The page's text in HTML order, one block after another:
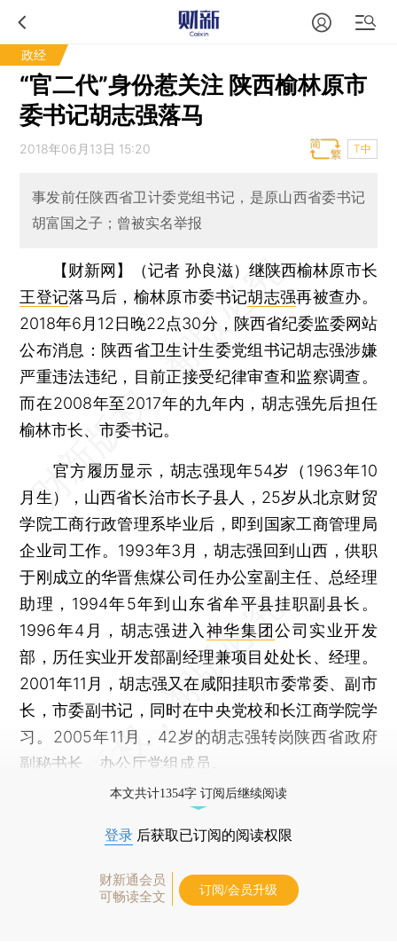
政经
“官二代”身份惹关注 陕西榆林原市
委书记胡志强落马
2018年06月13日 15:20 T中
事发前任陕西省卫计委党组书记，是原山西省委书记
胡富国之子；曾被实名举报
【财新网】（记者 孙良滋） 继陕西榆林原市长
王登记落马后，榆林原市委书记胡志强再被查办。
2018年6月12日晚22点30分，陕西省纪委监委网站
公布消息：陕西省卫生计生委党组书记胡志强涉嫌
严重违法违纪，目前正接受纪律审查和监察调查。
而在2008年至2017年的九年内，胡志强先后担任
榆林市长、市委书记。
官方履历显示，胡志强现年54岁（1963年10
月生），山西省长治市长子县人，25岁从北京财贸
学院工商行政管理系毕业后，即到国家工商管理局
企业司工作。1993年3月，胡志强回到山西，供职
于刚成立的华晋焦煤公司任办公室副主任、总经理
助理，1994年5年到山东省牟平县挂职副县长。
1996年4月，胡志强进入 神华集团公司实业开发
部，历任实业开发部副经理兼项目处处长、经理。
2001年11月，胡志强又在咸阳挂职市委常委、副市
长，市委副书记，同时在中央党校和长江商学院学
习。2005年11月，42岁的胡志强转岗陕西省政府
副秘书长、办公厅党组成员。
本文共计1354字 订阅后继续阅读
登录 后获取已订阅的阅读权限
财新通会员
可畅读全文
订阅/会员升级